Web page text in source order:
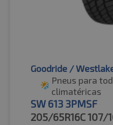
Goodride /
Pneus para
climatéricas
SW 613 3PMSF
205/65R16C107/